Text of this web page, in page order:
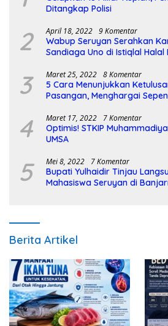
Ditangkap Polisi
2 April 18, 2022 9 Komentar
Wabup Seruyan Serahkan
Sandiaga Uno di Istiqlal Halal
3 Maret 25, 2022 8 Komentar
5 Cara Menunjukkan
Pasangan, Menghargai
4 Maret 17, 2022 7 Komentar
Optimis! STKIP
UMSA
5 Mei 8, 2022 7 Komentar
Bupati Yulhaidir Tinjau
Mahasiswa Seruyan di
Berita Artikel